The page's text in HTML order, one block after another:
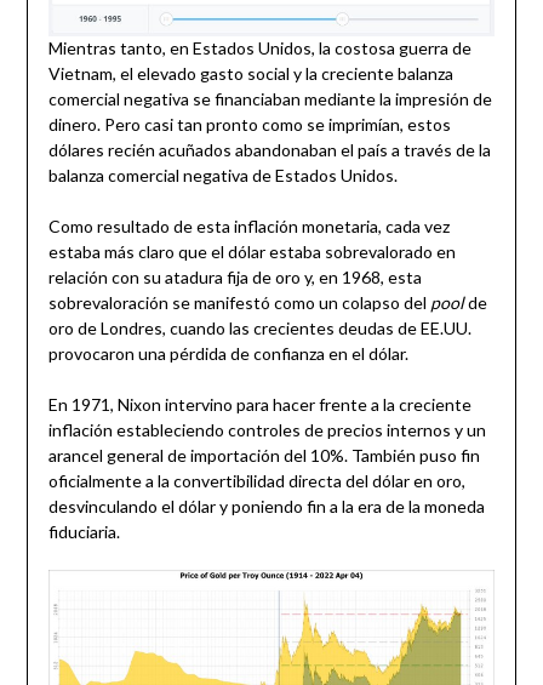
Mientras tanto, en Estados Unidos, la costosa guerra de
Vietnam, el elevado gasto social y la creciente balanza
comercial negativa se financiaban mediante la impresión de
dinero. Pero casi tan pronto como se imprimían, estos
dólares recién acuñados abandonaban el país a través de la
balanza comercial negativa de Estados Unidos.
Como resultado de esta inflación monetaria, cada vez
estaba más claro que el dólar estaba sobrevalorado en
relación con su atadura fija de oro y, en 1968, esta
sobrevaloración se manifestó como un colapso del poolde
oro de Londres, cuando las crecientes deudas de EE.UU.
provocaron una pérdida de confianza en el dólar.
En 1971, Nixon intervino para hacer frente a la creciente
inflación estableciendo controles de precios internos y un
arancel general de importación del 10%. También puso fin
oficialmente a la convertibilidad directa del dólar en oro,
desvinculando el dólar y poniendo fin a la era de la moneda
fiduciaria.